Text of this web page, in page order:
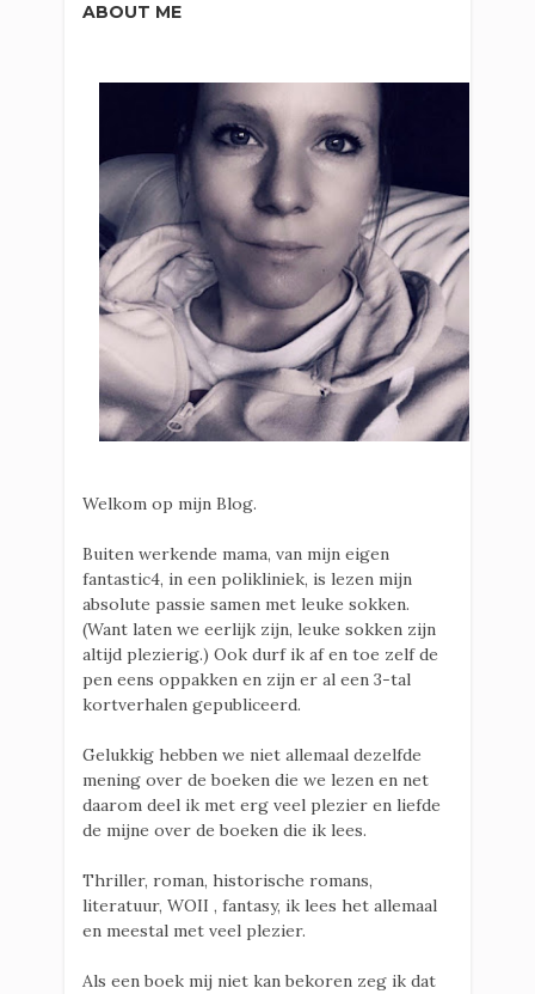
ABOUT ME
Welkom op mijn Blog.
Buiten werkende mama, van mijn eigen
fantastic4, in een polikliniek, is lezen mijn
absolute passie samen met leuke sokken.
(Want laten we eerlijk zijn, leuke sokken zijn
altijd plezierig.) Ook durf ik af en toe zelf de
pen eens oppakken en zijn er al een 3-tal
kortverhalen gepubliceerd.
Gelukkig hebben we niet allemaal dezelfde
mening over de boeken die we lezen en net
daarom deel ik met erg veel plezier en liefde
de mijne over de boeken die ik lees.
Thriller, roman, historische romans,
literatuur, WOII , fantasy, ik lees het allemaal
en meestal met veel plezier.
Als een boek mij niet kan bekoren zeg ik dat